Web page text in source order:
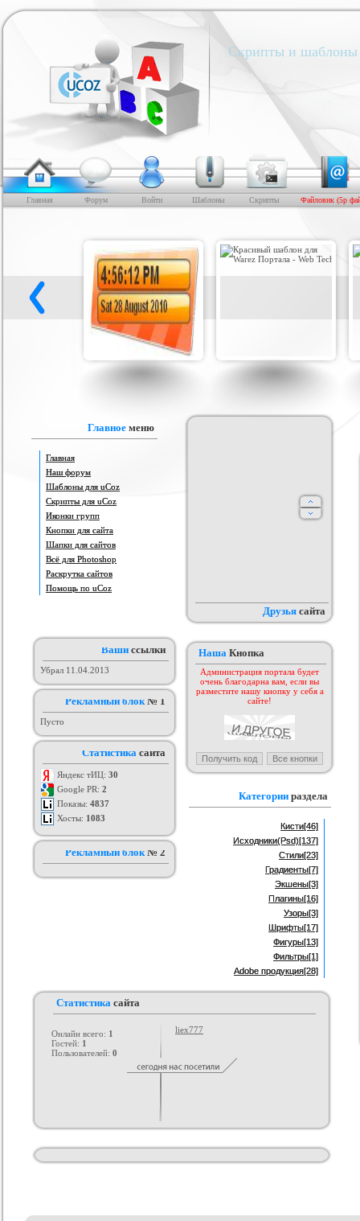
Скрипты и шаблоны
Главная Форум Войти Шаблоны Скрипты Файловик (5р
шаблона сайта
Софт шаблоны
Шаблон от KEY-CS #3
шаблон для ucoz
Категория :Мобильные
Категория :
Иконки и кнопки для
сайта
Главное меню
Главная
Наш форум
Шаблоны для uCoz
Скрипты для uCoz
Иконки групп
Кнопки для сайта
Шапки для сайтов
Всё для Photoshop
Раскрутка сайтов
Помощь по uCoz
Ваши ссылки
Убрал 11.04.2013
Рекламный блок№ 1
Пусто
Статистика сайта
Яндекс тИЦ: 30
Google PR: 2
Показы: 4837
Хосты: 1083
Рекламный блок№ 2
Друзья сайта
Наша Кнопка
Администрация портала будет
очень благодарна вам, если вы
разместите нашу кнопку у себя а
сайте!
Категории раздела
Кисти[46]
Исходники(Psd)[137]
Стили[23]
Градиенты[7]
Экшены[3]
Плагины[16]
Узоры[3]
Шрифты[17]
Фигуры[13]
Фильтры[1]
Adobe продукция[28]
Статистика сайта
Онлайн всего: 1
Гостей: 1
Пользователей: 0
liex777